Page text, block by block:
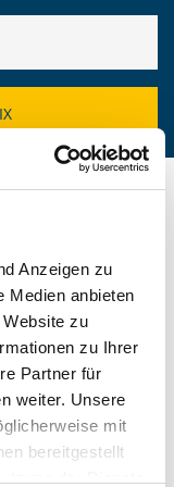
Anzeigen zu
Medien anbieten
zu
zu Ihrer
Partner für
weiter. Unsere
mit
bereitgestellt
offres
authentiques :
et propose de